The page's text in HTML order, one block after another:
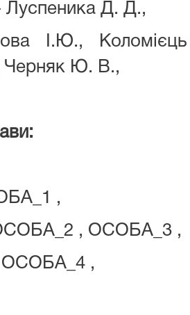
Луспеника Д. Д.,
І.Ю.,
Черняк Ю. В.,
,
, ОСОБА_3 ,
,